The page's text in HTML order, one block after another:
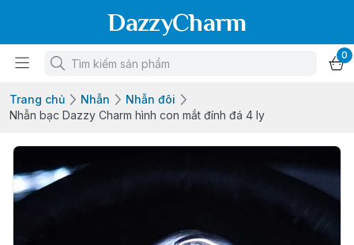
DazzyCharm
0
Trang chủ Nhẫn
Nhẫn đôi
Nhẫn bạc Dazzy Charm hình con mắt đính đá 4 ly